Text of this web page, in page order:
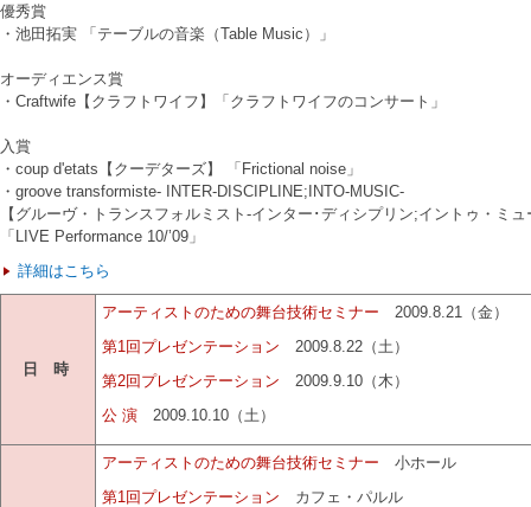
優秀賞
・池田拓実 「テーブルの音楽（Table Music）」
オーディエンス賞
・Craftwife【クラフトワイフ】「クラフトワイフのコンサート」
入賞
・coup d'etats【クーデターズ】 「Frictional noise」
・groove transformiste- INTER-DISCIPLINE;INTO-MUSIC-
【グルーヴ・トランスフォルミスト-インター･ディシプリン;イントゥ・ミ
「LIVE Performance 10/’09」
詳細はこちら
日 時
アーティストのための舞台技術セミナー 2009.8.21（金）
第1回プレゼンテーション 2009.8.22（土）
第2回プレゼンテーション 2009.9.10（木）
公 演 2009.10.10（土）
アーティストのための舞台技術セミナー 小ホール
第1回プレゼンテーション カフェ・パルル